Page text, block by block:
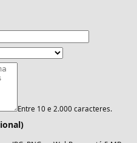
Entre 10 e 2.000 caracteres.